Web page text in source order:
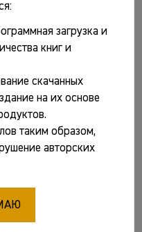
загрузка и
книг и
скачанных
на их основе
таким образом,
авторских